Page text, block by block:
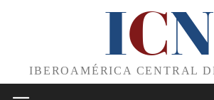
ICN
IBEROAMÉRICA CENTRAL